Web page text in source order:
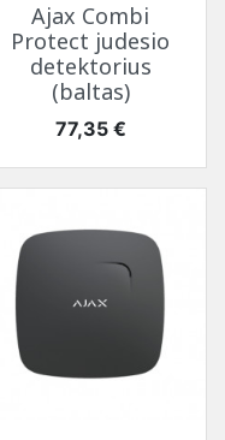
Ajax Combi
Protect judesio
detektorius
(baltas)
Kaina
77,35 €